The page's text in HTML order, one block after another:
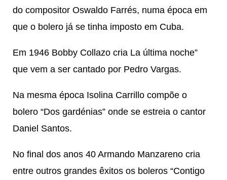
do compositor Oswaldo Farrés, numa época em
que o bolero já se tinha imposto em Cuba.
Em 1946 Bobby Collazo cria La última noche”
que vem a ser cantado por Pedro Vargas.
Na mesma época Isolina Carrillo compõe o
bolero “Dos gardénias” onde se estreia o cantor
Daniel Santos.
No final dos anos 40 Armando Manzareno cria
entre outros grandes êxitos os boleros “Contigo